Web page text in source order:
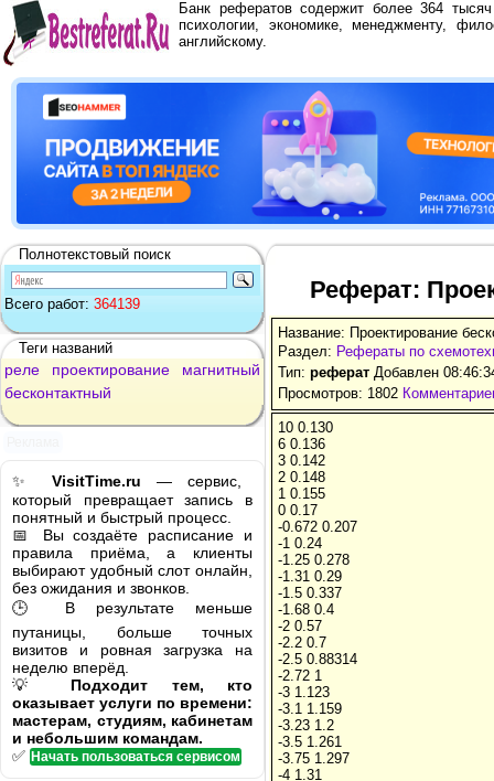
Банк рефератов содержит более 364
психологии, экономике, менеджменту,
английскому.
Полнотекстовый поиск
Всего работ: 364139
Теги названий
реле проектирование
магнитный
бесконтактный
✨ VisitTime.ru — сервис,
который превращает запись в
понятный и быстрый процесс.
📅 Вы создаёте расписание и
правила приёма, а клиенты
выбирают удобный слот онлайн,
без ожидания и звонков.
🕒 В результате меньше
путаницы, больше точных
визитов и ровная загрузка на
неделю вперёд.
💡 Подходит тем, кто
оказывает услуги по времени:
мастерам, студиям, кабинетам
и небольшим командам.
✅ Начать пользоваться сервисом
Реферат:
Название: Проектирование
Раздел: Рефераты по
Тип: реферат Добавлен
Просмотров: 1802
10 0.130
6 0.136
3 0.142
2 0.148
1 0.155
0 0.17
-0.672 0.207
-1 0.24
-1.25 0.278
-1.31 0.29
-1.5 0.337
-1.68 0.4
-2 0.57
-2.2 0.7
-2.5 0.88314
-2.72 1
-3 1.123
-3.1 1.159
-3.23 1.2
-3.5 1.261
-3.75 1.297
-4 1.31